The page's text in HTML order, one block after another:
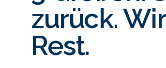
zurück.
Rest.